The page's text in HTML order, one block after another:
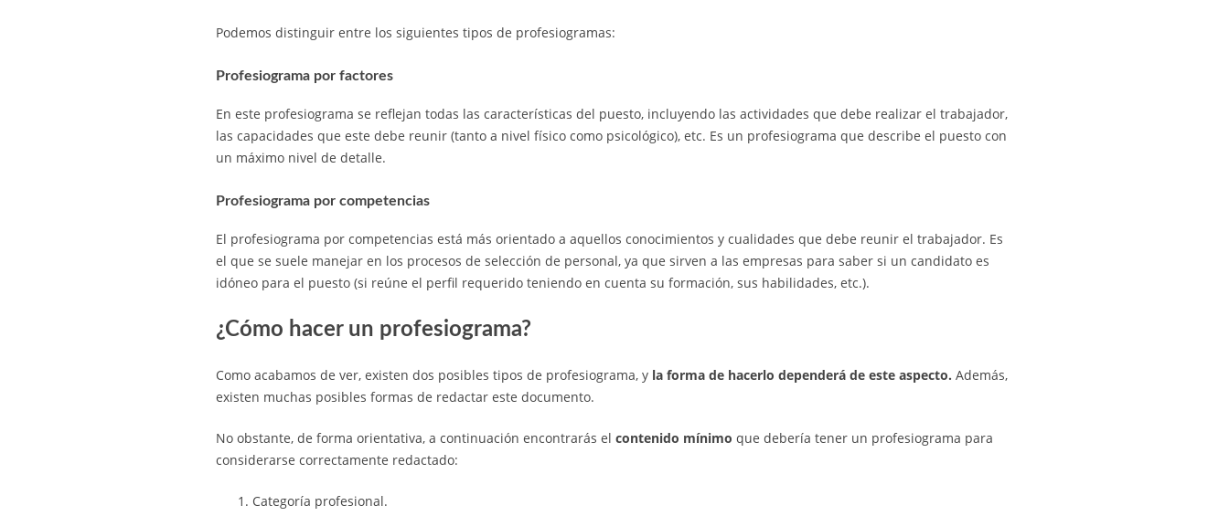
Podemos distinguir entre los siguientes tipos de profesiogramas:
Profesiograma por factores
En este profesiograma se reflejan todas las características del puesto, incluyendo las actividades que debe realizar el trabajador,
las capacidades que este debe reunir (tanto a nivel físico como psicológico), etc. Es un profesiograma que describe el puesto con
un máximo nivel de detalle.
Profesiograma por competencias
El profesiograma por competencias está más orientado a aquellos conocimientos y cualidades que debe reunir el trabajador. Es
el que se suele manejar en los procesos de selección de personal, ya que sirven a las empresas para saber si un candidato es
idóneo para el puesto (si reúne el perfil requerido teniendo en cuenta su formación, sus habilidades, etc.).
¿Cómo hacer un profesiograma?
Como acabamos de ver, existen dos posibles tipos de profesiograma, y la forma de hacerlo dependerá de este aspecto. Además,
existen muchas posibles formas de redactar este documento.
No obstante, de forma orientativa, a continuación encontrarás el contenido mínimo que debería tener un profesiograma para
considerarse correctamente redactado:
Categoría profesional.